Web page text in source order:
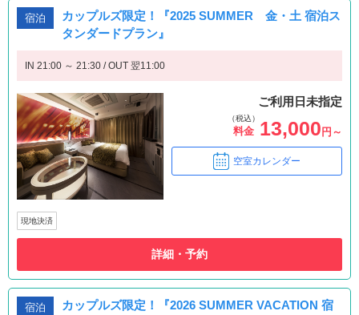
宿泊
カップルズ限定！『2025 SUMMER 金・土 宿泊ス
タンダードプラン』
IN 21:00 ～ 21:30 / OUT 翌11:00
ご利用日未指定
（税込）
料金 13,000円～
空室カレンダー
現地決済
詳細・予約
宿泊
カップルズ限定！『2026 SUMMER VACATION 宿